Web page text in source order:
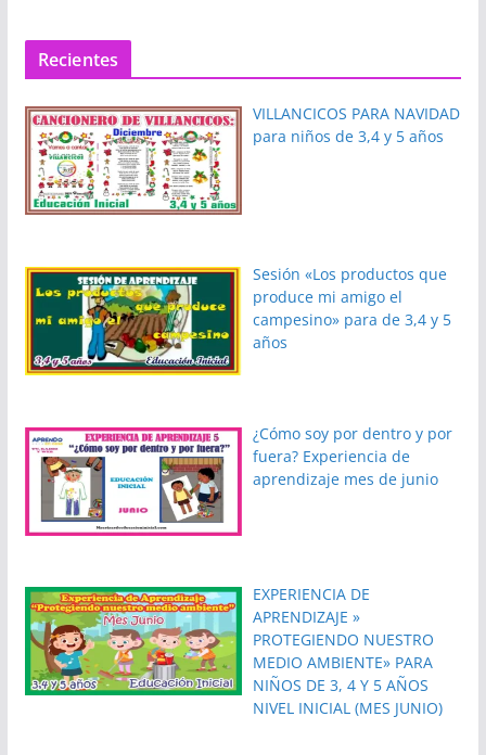
Recientes
VILLANCICOS PARA NAVIDAD
para niños de 3,4 y 5 años
Sesión «Los productos que
produce mi amigo el
campesino» para de 3,4 y 5
años
¿Cómo soy por dentro y por
fuera? Experiencia de
aprendizaje mes de junio
EXPERIENCIA DE
APRENDIZAJE »
PROTEGIENDO NUESTRO
MEDIO AMBIENTE» PARA
NIÑOS DE 3, 4 Y 5 AÑOS
NIVEL INICIAL (MES JUNIO)